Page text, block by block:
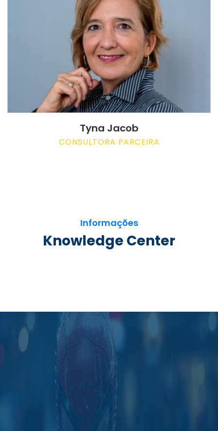
Tyna Jacob
CONSULTORA PARCEIRA
Informações
Knowledge Center